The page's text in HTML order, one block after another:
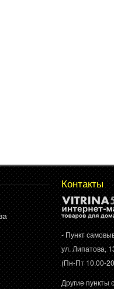
Контакты
- Пункт
ул. Липатова,
(Пн-Пт 10.00-
Другие пункты